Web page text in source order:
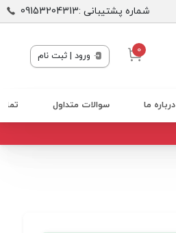
شماره پشتیبانی :09153204313
0 ورود | ثبت نام
درباره ما سوالات متداول